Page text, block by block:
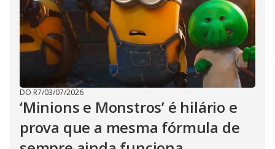
DO R7/03/07/2026
‘Minions e Monstros’ é hilário e
prova que a mesma fórmula de